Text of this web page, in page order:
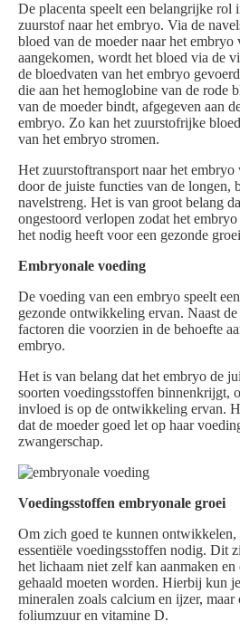
De placenta speelt een belangrijke rol
zuurstof naar het embryo. Via de
bloed van de moeder naar het
aangekomen, wordt het bloed via de
de bloedvaten van het embryo
die aan het hemoglobine van de rode
van de moeder bindt, afgegeven aan
embryo. Zo kan het zuurstofrijke
van het embryo stromen.
Het zuurstoftransport naar het
door de juiste functies van de longen,
navelstreng. Het is van groot belang
ongestoord verlopen zodat het
het nodig heeft voor een gezonde
Embryonale voeding
De voeding van een embryo speelt
gezonde ontwikkeling ervan. Naast
factoren die voorzien in de behoefte
embryo.
Het is van belang dat het embryo de
soorten voedingsstoffen binnenkrijgt,
invloed is op de ontwikkeling ervan.
dat de moeder goed let op haar
zwangerschap.
Voedingsstoffen embryonale groei
Om zich goed te kunnen ontwikkelen,
essentiële voedingsstoffen nodig. Dit
het lichaam niet zelf kan aanmaken
gehaald moeten worden. Hierbij kun
mineralen zoals calcium en ijzer,
foliumzuur en vitamine D.